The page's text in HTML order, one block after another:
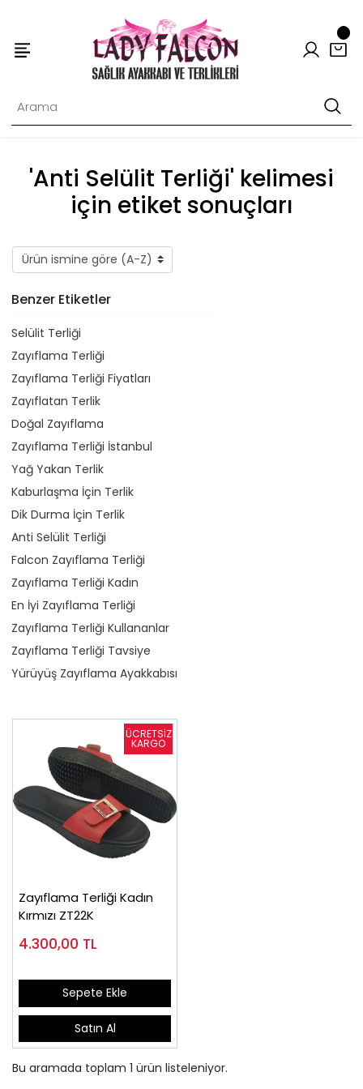
'Anti Selülit Terliği' kelimesi
için etiket sonuçları
Benzer Etiketler
Selülit Terliği
Zayıflama Terliği
Zayıflama Terliği Fiyatları
Zayıflatan Terlik
Doğal Zayıflama
Zayıflama Terliği İstanbul
Yağ Yakan Terlik
Kaburlaşma İçin Terlik
Dik Durma İçin Terlik
Anti Selülit Terliği
Falcon Zayıflama Terliği
Zayıflama Terliği Kadın
En İyi Zayıflama Terliği
Zayıflama Terliği Kullananlar
Zayıflama Terliği Tavsiye
Yürüyüş Zayıflama Ayakkabısı
Zayıflama Terliği Kadın
Kırmızı ZT22K
4.300,00 TL
Sepete Ekle
Satın Al
Bu aramada toplam 1 ürün listeleniyor.